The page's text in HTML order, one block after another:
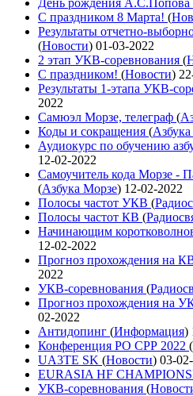
С праздником 8 Марта! (
Результаты отчетно-
(Новости) 01-03-2022
2 этап УКВ-соревнования (
С праздником! (Новости)
Результаты 1-этапа УКВ-
2022
Самюэл Морзе, телеграф (
Коды и сокращения (
Аудиокурс по обучению
12-02-2022
Самоучитель кода Морзе -
(Азбука Морзе) 12-02-2022
Полосы частот УКВ (
Полосы частот КВ (
Начинающим
12-02-2022
Прогноз прохождения на
2022
УКВ-соревнования (
Прогноз прохождения на
02-2022
Антидопинг (Информация)
Конференция РО СРР 2022 (
UA3TE SK (Новости) 03-
EURASIA HF
УКВ-соревнования (